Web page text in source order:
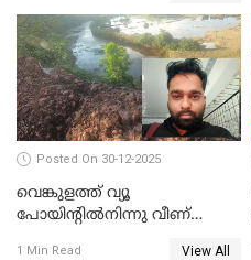
Posted On 30-12-2025
വെങ്കുളത്ത് വ്യൂ
പോയിന്റിൽനിന്നു വീണ്
1 Min Read View All